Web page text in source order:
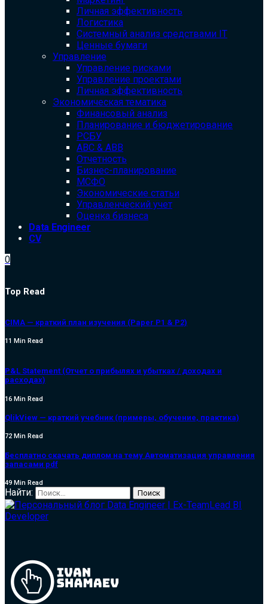
Личная эффективность
Логистика
Системный анализ средствами IT
Ценные бумаги
Управление
Управление рисками
Управление проектами
Личная эффективность
Экономическая тематика
Финансовый анализ
Планирование и бюджетирование
РСБУ
ABC & ABB
Отчетность
Бизнес-планирование
МСФО
Экономические статьи
Управленческий учет
Оценка бизнеса
Data Engineer
CV
0
Top Read
CIMA — краткий план изучения (Paper P1 & P2)
11 Min Read
P&L Statement (Отчет о прибылях и убытках / доходах и
расходах)
16 Min Read
QlikView — краткий учебник (примеры, обучение, практика)
72 Min Read
Бесплатно скачать диплом на тему Автоматизация управления
запасами pdf
49 Min Read
Найти: